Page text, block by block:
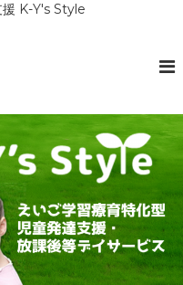
援 K-Y's Style